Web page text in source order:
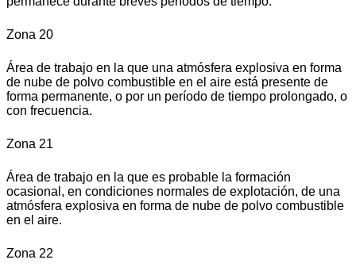
Zona 20
Área de trabajo en la que una atmósfera explosiva en forma
de nube de polvo combustible en el aire está presente de
forma permanente, o por un período de tiempo prolongado, o
con frecuencia.
Zona 21
Área de trabajo en la que es probable la formación
ocasional, en condiciones normales de explotación, de una
atmósfera explosiva en forma de nube de polvo combustible
en el aire.
Zona 22